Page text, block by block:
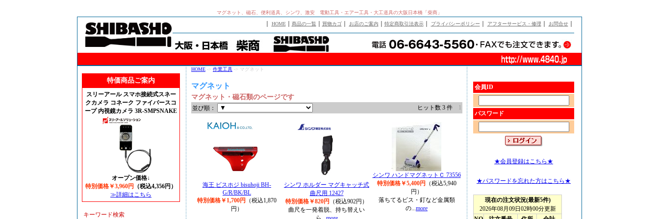
マグネット、磁石、便利道具、シンワ、激安 電動工具・エアー工具・大工道具の大阪日本橋「柴商」
HOME｜ 商品の一覧 買物カゴ｜ お店のご案内 特定商取引法表示｜ プライバシーポリシー アフターサービス・修理 お問合せ｜
特価商品ご案内
スリーアール スマホ接続式スネー
クカメラ コネーク ファイバースコ
ープ 内視鏡カメラ 3R-SMPSNAKE
オープン価格↓
特別価格￥3,960円
（税込4,356円）
≫詳細はこちら
キーワード検索
HOME -> 作業工具 -> マグネット
マグネット
マグネット・磁石類のページです
並び順： ヒット数 3 件 1
海王 ビスホジ bisuhoji BH-
G/R/BK/BL
特別価格￥1,700円
（税込1,870
円）
シンワ ホルダー マグキャッチ式
曲尺用 12427
特別価格￥820円
（税込902円）
曲尺を一発着脱、持ち替えい
シンワ ハンドマグネットＣ 73556
特別価格￥5,400円
（税込5,940
円）
落ちてるビス・釘など金属類
の...more
会員ID
パスワード
★会員登録はこちら★
★パスワードを忘れた方はこちら★